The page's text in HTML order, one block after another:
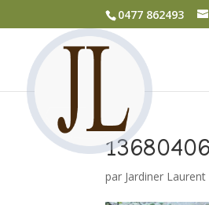
0477 862493
par Jardiner Laurent